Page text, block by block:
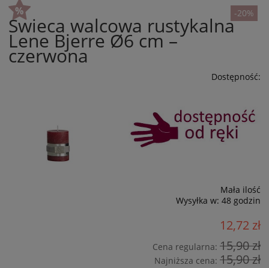
Świeca walcowa rustykalna
Lene Bjerre Ø6 cm –
czerwona
Dostępność:
Mała ilość
Wysyłka w: 48 godzin
12,72 zł
Cena regularna: 15,90 zł
Najniższa cena: 15,90 zł
-20%